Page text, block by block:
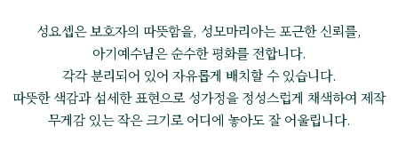
성요셉은 보호자의 따뜻함을, 성모마리아는 포근한 신뢰를,
아기예수님은 순수한 평화를 전합니다.
각각 분리되어 있어 자유롭게 배치할 수 있습니다.
따뜻한 색감과 섬세한 표현으로 성가정을 정성스럽게 채색하여 제작
무게감 있는 작은 크기로 어디에 놓아도 잘 어울립니다.